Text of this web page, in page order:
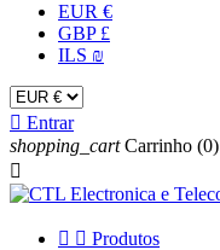
EUR €
GBP £
ILS ₪
 Entrar
shopping_cart Carrinho (0)

  Produtos